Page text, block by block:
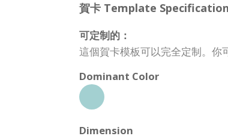
賀卡 Template
可定制的：
這個賀卡模板可以完全定制。你
Dominant Color
Dimension